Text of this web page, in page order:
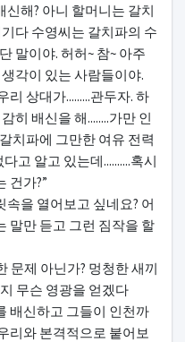
신해? 아니 할머니는 갈치
다 수영씨는 갈치파의 수
말이야. 허허~ 참~ 아주
각이 있는 사람들이야.
상대가.........관두자. 하
히 배신을 해........가만 인
치파에 그만한 여유 전력
고 알고 있는데..........혹시
건가?”
속을 열어보고 싶네요? 어
말만 듣고 그런 짐작을 할
문제 아닌가? 멍청한 새끼
무슨 영광을 얻겠다
배신하고 그들이 인천까
리와 본격적으로 붙어보